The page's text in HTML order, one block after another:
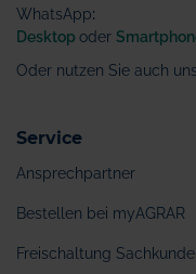
WhatsApp:
Desktop oder
Oder nutzen Sie auch
Service
Ansprechpartner
Bestellen bei myAGRAR
Freischaltung